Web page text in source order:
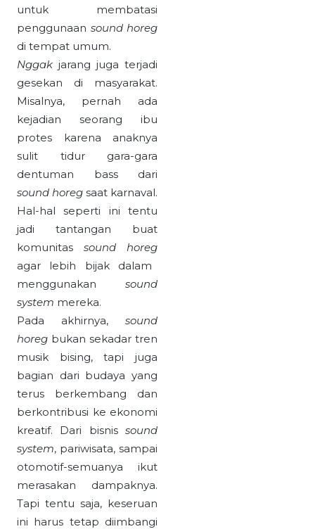
untuk membatasi
penggunaan sound horeg
di tempat umum.
Nggak jarang juga terjadi
gesekan di masyarakat.
Misalnya, pernah ada
kejadian seorang ibu
protes karena anaknya
sulit tidur gara-gara
dentuman bass dari
sound horeg saat karnaval.
Hal-hal seperti ini tentu
jadi tantangan buat
komunitas sound horeg
agar lebih bijak dalam
menggunakan sound
system mereka.
Pada akhirnya, sound
horeg bukan sekadar tren
musik bising, tapi juga
bagian dari budaya yang
terus berkembang dan
berkontribusi ke ekonomi
kreatif. Dari bisnis sound
system, pariwisata, sampai
otomotif-semuanya ikut
merasakan dampaknya.
Tapi tentu saja, keseruan
ini harus tetap diimbangi